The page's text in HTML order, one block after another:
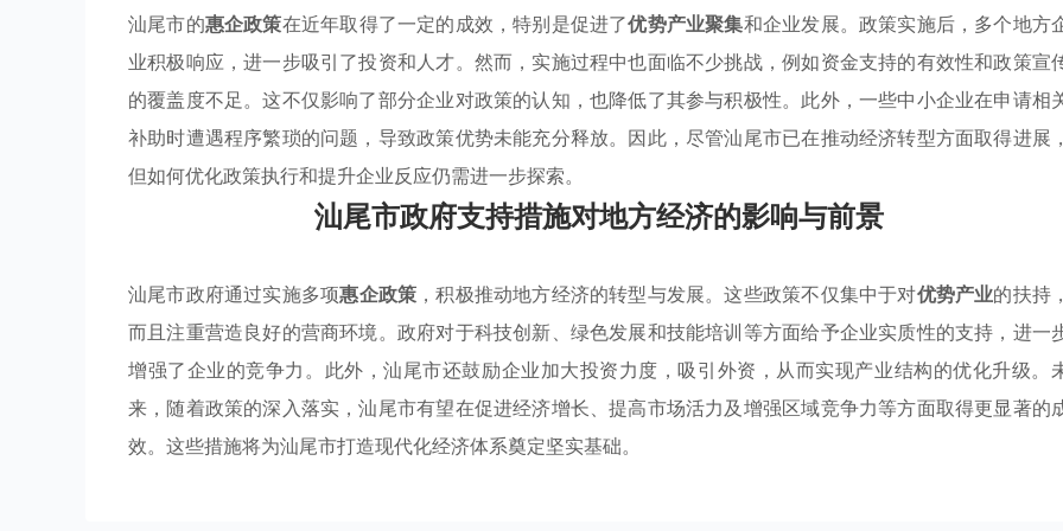
汕尾市的惠企政策在近年取得了一定的成效，特别是促进了优势产业聚集和企业发展。政策实施后，多个地方
业积极响应，进一步吸引了投资和人才。然而，实施过程中也面临不少挑战，例如资金支持的有效性和政策宣
的覆盖度不足。这不仅影响了部分企业对政策的认知，也降低了其参与积极性。此外，一些中小企业在申请相
补助时遭遇程序繁琐的问题，导致政策优势未能充分释放。因此，尽管汕尾市已在推动经济转型方面取得进展，
但如何优化政策执行和提升企业反应仍需进一步探索。
汕尾市政府支持措施对地方经济的影响与前景
汕尾市政府通过实施多项惠企政策 ，积极推动地方经济的转型与发展。这些政策不仅集中于对优势产业的扶持，
而且注重营造良好的营商环境。政府对于科技创新、绿色发展和技能培训等方面给予企业实质性的支持，进一
增强了企业的竞争力。此外，汕尾市还鼓励企业加大投资力度，吸引外资，从而实现产业结构的优化升级。
来，随着政策的深入落实，汕尾市有望在促进经济增长、提高市场活力及增强区域竞争力等方面取得更显著的
效。这些措施将为汕尾市打造现代化经济体系奠定坚实基础。